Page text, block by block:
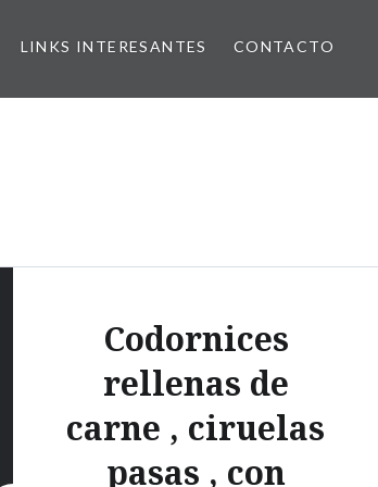
LINKS INTERESANTES CONTACTO
Codornices
rellenas de
carne , ciruelas
pasas , con